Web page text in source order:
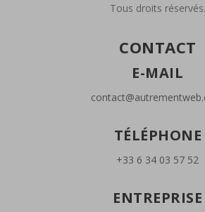
Tous droits réservés.
CONTACT
E-MAIL
TÉLÉPHONE
+33 6 34 03 57 52
ENTREPRISE